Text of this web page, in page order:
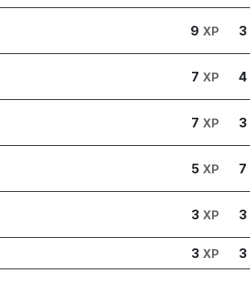
9 XP 3
7 XP 4
7 XP 3
5 XP 7
3 XP 3
3 XP 3